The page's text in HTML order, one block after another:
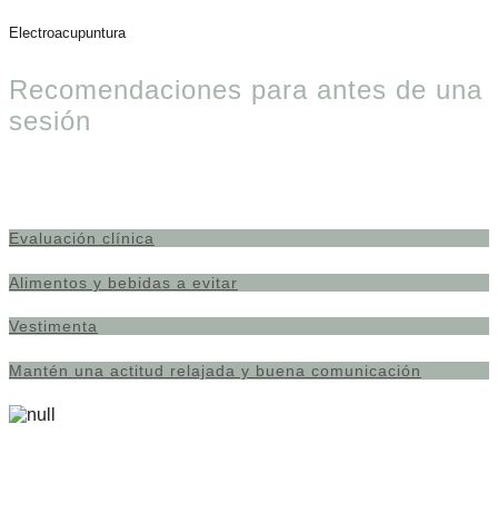
Electroacupuntura
Recomendaciones para antes de una
sesión
Evaluación clínica
Alimentos y bebidas a evitar
Vestimenta
Mantén una actitud relajada y buena comunicación